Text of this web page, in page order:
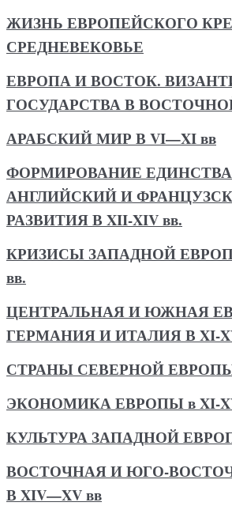
ЖИЗНЬ ЕВРОПЕЙСКОГО
СРЕДНЕВЕКОВЬЕ
ЕВРОПА И ВОСТОК.
ГОСУДАРСТВА В
АРАБСКИЙ МИР В VI—XI вв
ФОРМИРОВАНИЕ
АНГЛИЙСКИЙ И
РАЗВИТИЯ В XII-XIV вв.
КРИЗИСЫ ЗАПАДНОЙ
вв.
ЦЕНТРАЛЬНАЯ И ЮЖНАЯ
ГЕРМАНИЯ И ИТАЛИЯ В XI-
СТРАНЫ СЕВЕРНОЙ ЕВРОПЫ
ЭКОНОМИКА ЕВРОПЫ в XI-
КУЛЬТУРА ЗАПАДНОЙ
ВОСТОЧНАЯ И ЮГО-
В XIV—XV вв